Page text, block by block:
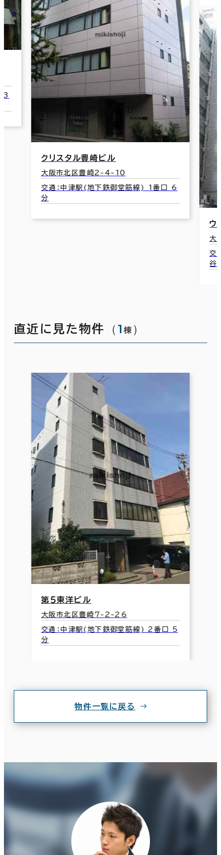
3
クリスタル豊崎ビル
大阪市北区豊崎2-4-10
交通：中津駅(地下鉄御堂筋線) 1番口 6
分
ウ
大
交
谷
直近に見た物件 （1 棟 ）
第５東洋ビル
大阪市北区豊崎7-2-26
交通：中津駅(地下鉄御堂筋線) 2番口 5
分
物件一覧に戻る